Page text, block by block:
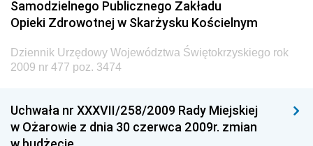
Dziennik Urzędowy Ministra Transportu
Dziennik Urzędowy Ministra Budownictwa
Dziennik Urzędowy Ministra Nauki i Szkolnictwa
Dziennik Urzędowy Głównego Urzędu Miar
Dziennik Urzędowy Ministra Rolnictwa i Rozwoju Wsi
Samodzielnego Publicznego Zakładu
Opieki Zdrowotnej w Skarżysku Kościelnym
Dziennik Urzędowy Województwa Świętokrzyskiego rok
2009 nr 477 poz. 3474
Uchwała nr XXXVII/258/2009 Rady Miejskiej
w Ożarowie z dnia 30 czerwca 2009r. zmian